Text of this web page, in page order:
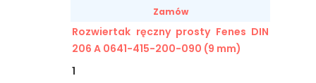
Zamów
Rozwiertak ręczny prosty Fenes DIN
206 A 0641-415-200-090 (9 mm)
1